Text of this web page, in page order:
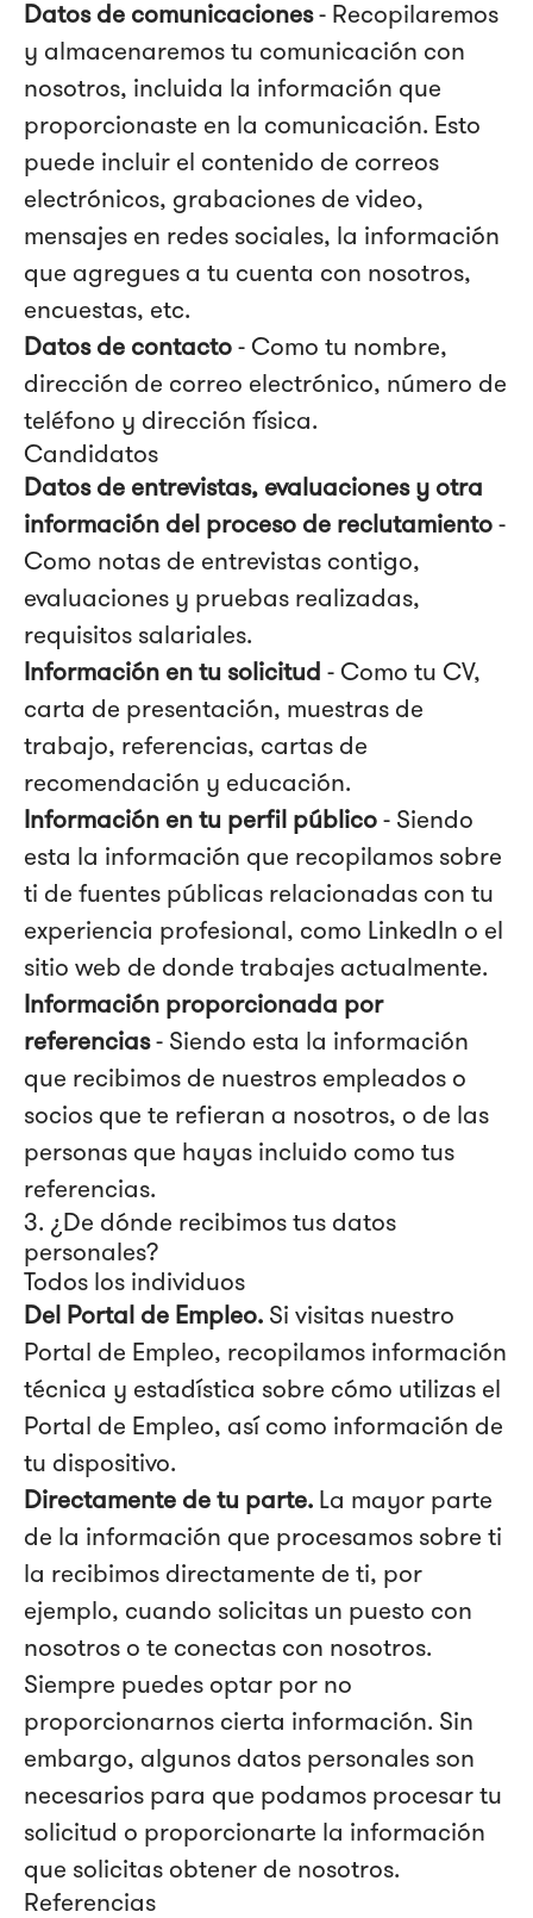
Datos de comunicaciones- Recopilaremos
y almacenaremos tu comunicación con
nosotros, incluida la información que
proporcionaste en la comunicación. Esto
puede incluir el contenido de correos
electrónicos, grabaciones de video,
mensajes en redes sociales, la información
que agregues a tu cuenta con nosotros,
encuestas, etc.
Datos de contacto- Como tu nombre,
dirección de correo electrónico, número de
teléfono y dirección física.
Candidatos
Datos de entrevistas, evaluaciones y otra
información del proceso de reclutamiento-
Como notas de entrevistas contigo,
evaluaciones y pruebas realizadas,
requisitos salariales.
Información en tu solicitud - Como tu CV,
carta de presentación, muestras de
trabajo, referencias, cartas de
recomendación y educación.
Información en tu perfil público- Siendo
esta la información que recopilamos sobre
ti de fuentes públicas relacionadas con tu
experiencia profesional, como LinkedIn o el
sitio web de donde trabajes actualmente.
Información proporcionada por
referencias- Siendo esta la información
que recibimos de nuestros empleados o
socios que te refieran a nosotros, o de las
personas que hayas incluido como tus
referencias.
3. ¿De dónde recibimos tus datos
personales?
Todos los individuos
Del Portal de Empleo. Si visitas nuestro
Portal de Empleo, recopilamos información
técnica y estadística sobre cómo utilizas el
Portal de Empleo, así como información de
tu dispositivo.
Directamente de tu parte. La mayor parte
de la información que procesamos sobre ti
la recibimos directamente de ti, por
ejemplo, cuando solicitas un puesto con
nosotros o te conectas con nosotros.
Siempre puedes optar por no
proporcionarnos cierta información. Sin
embargo, algunos datos personales son
necesarios para que podamos procesar tu
solicitud o proporcionarte la información
que solicitas obtener de nosotros.
Referencias